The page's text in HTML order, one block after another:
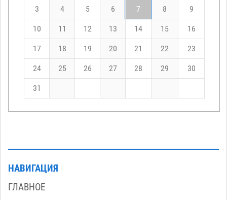
3 4 5 6 7 8 9
10 11 12 13 14 15 16
17 18 19 20 21 22 23
24 25 26 27 28 29 30
31
НАВИГАЦИЯ
ГЛАВНОЕ